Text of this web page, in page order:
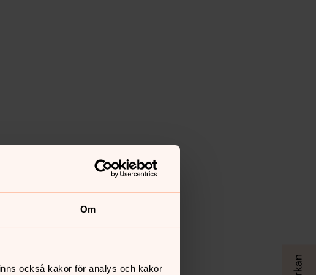
Om
också kakor för analys och kakor